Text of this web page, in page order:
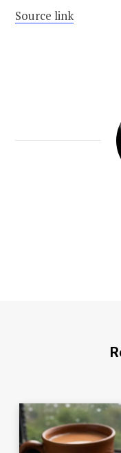
Source link